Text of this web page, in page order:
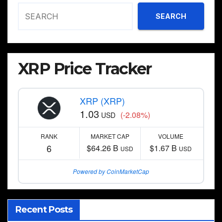
SEARCH
XRP Price Tracker
XRP (XRP)
1.03 USD (-2.08%)
RANK
6
MARKET CAP
$64.26 B USD
VOLUME
$1.67 B USD
Powered by CoinMarketCap
Recent Posts